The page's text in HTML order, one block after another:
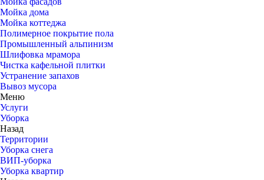
Мойка дома
Мойка коттеджа
Полимерное покрытие пола
Промышленный альпинизм
Шлифовка мрамора
Чистка кафельной плитки
Устранение запахов
Вывоз мусора
Меню
Услуги
Уборка
Назад
Территории
Уборка снега
ВИП-уборка
Уборка квартир